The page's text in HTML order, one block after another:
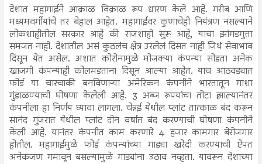
देशात महागाईने आक्राळ विक्राळ रूप धारण केले आहे. गरीब आणि
मध्यमवर्गीयांचे तर बेहाल आहेत. महागाईवर कुणाचेही नियंत्रण नसल्याने
लोकशाहीतील सरकार आहे की राजशाही सुरू आहे, याचा झांगडगुत्ता
समजत नाही. देशातील असं कुठलंच क्षेत्र उरलेलं दिसत नाही जिथं सेवाभाव
दिसून येत असेल. अशात कोरोनामुळे मोजक्या कंपन्या सोडता अनेक
खाजगी कंपन्याही कोलमडताना दिसून आल्या आहेत. याच आठवड्यात
फोर्ड या चारचाकी बनविणाऱ्या अमेरिकन कंपनीने भारतातून गाशा
गुंडाळण्याची घोषणा केलेली आहे. 3 अब्ज रूपयांचा तोटा झाल्यानंतर
कंपनीला हा निर्णय घ्यावा लागला. चेन्नई येथील प्लांट तात्काळ बंद करून
सानंद गुजरात येथील प्लांट दोन वर्षात बंद करण्याची घोषणा कंपनीने
केली आहे. यानंतर कंपनीत काम करणारे 4 हजार कामगार बेरोजगार
होतील. महागाईमुळे फोर्ड कंपन्यांच्या गाड्या खरेदी करण्याची ऐपत
अनेकजण गमावून बसल्यामुळे गाड्यांना उठाव नव्हता. यावरून देशाच्या